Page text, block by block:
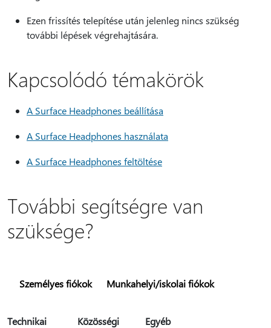
Ezen frissítés telepítése után jelenleg nincs szükség
további lépések végrehajtására.
Kapcsolódó témakörök
A Surface Headphones beállítása
A Surface Headphones használata
A Surface Headphones feltöltése
További segítségre van
szüksége?
Személyes fiókok Munkahelyi/iskolai fiókok
Technikai
Közösségi
Egyéb